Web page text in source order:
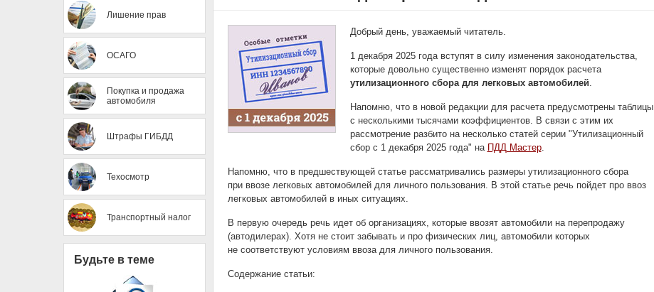
Лишение прав
ОСАГО
Покупка и продажа
автомобиля
Штрафы ГИБДД
Техосмотр
Транспортный налог
Будьте в теме
Добрый день, уважаемый читатель.
1 декабря 2025 года вступят в силу изменения законодательства,
которые довольно существенно изменят порядок расчета
утилизационного сбора для легковых автомобилей.
Напомню, что в новой редакции для расчета предусмотрены таблицы
с несколькими тысячами коэффициентов. В связи с этим их
рассмотрение разбито на несколько статей серии "Утилизационный
сбор с 1 декабря 2025 года" на ПДД Мастер.
Напомню, что в предшествующей статье рассматривались размеры утилизационного сбора
при ввозе легковых автомобилей для личного пользования. В этой статье речь пойдет про ввоз
легковых автомобилей в иных ситуациях.
В первую очередь речь идет об организациях, которые ввозят автомобили на перепродажу
(автодилерах). Хотя не стоит забывать и про физических лиц, автомобили которых
не соответствуют условиям ввоза для личного пользования.
Содержание статьи: